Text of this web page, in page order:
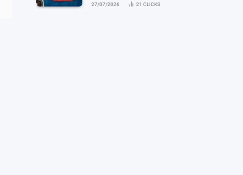
27/07/2026 21 CLICKS